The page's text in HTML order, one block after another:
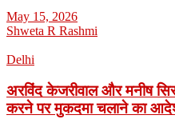
May 15, 2026
Shweta R Rashmi
Delhi
अरविंद केजरीवाल और मनीष
करने पर मुकदमा चलाने का